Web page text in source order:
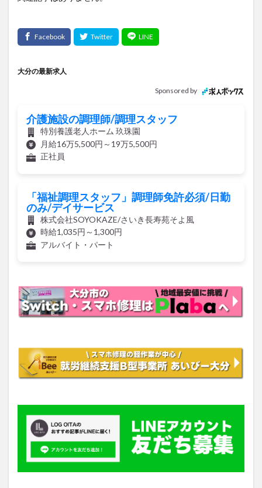
大分の最新求人
Sponsored by
介護施設の調理師/調理スタッフ
特別養護老人ホーム 玖珠園
月給16万5,500円～19万5,500円
正社員
「福祉調理スタッフ」調理師免許必須/日勤
のみ/デイサービス
株式会社SOYOKAZE/さいき長寿苑そよ風
時給1,035円～1,300円
アルバイト・パート